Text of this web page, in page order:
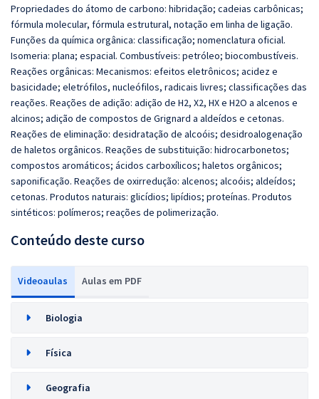
Propriedades do átomo de carbono: hibridação; cadeias carbônicas;
fórmula molecular, fórmula estrutural, notação em linha de ligação.
Funções da química orgânica: classificação; nomenclatura oficial.
Isomeria: plana; espacial. Combustíveis: petróleo; biocombustíveis.
Reações orgânicas: Mecanismos: efeitos eletrônicos; acidez e
basicidade; eletrófilos, nucleófilos, radicais livres; classificações das
reações. Reações de adição: adição de H2, X2, HX e H2O a alcenos e
alcinos; adição de compostos de Grignard a aldeídos e cetonas.
Reações de eliminação: desidratação de alcoóis; desidroalogenação
de haletos orgânicos. Reações de substituição: hidrocarbonetos;
compostos aromáticos; ácidos carboxílicos; haletos orgânicos;
saponificação. Reações de oxirredução: alcenos; alcoóis; aldeídos;
cetonas. Produtos naturais: glicídios; lipídios; proteínas. Produtos
sintéticos: polímeros; reações de polimerização.
Conteúdo deste curso
Videoaulas Aulas em PDF
Biologia
Física
Geografia